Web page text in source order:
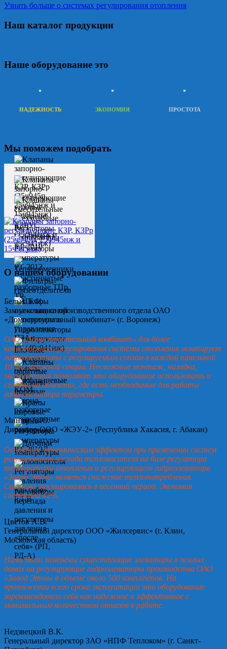
Узнать больше о системах регулирования отопления
Наш каталог продукции
Наше оборудование это
НАДЕЖНОСТЬ ЭКОНОМИЯ ПРОСТОТА
Мы поможем подобрать
О нашем оборудовании
Белых Т.Ф.
Замначальника производственного отдела ОАО
«Домостроительный комбинат» (г. Воронеж)
ОАО «Домостроительный комбинат» для более
качественного регулирования системы отопления монтирует
гидроэлеваторы с регулируемым соплом в каждой панельной
10-ти этажной секции. Несложные монтаж, наладка,
эксплуатация позволяют это оборудование использовать и
сегодня на объектах, где есть необходимые для работы
гидроэлеватора параметры.
Минин А.Ю.
Директор ООО «ЖЭУ-2» (Республика Хакасия, г. Абакан)
Основным экономическим эффектом при применении систем
регулирования расхода теплоносителя на базе регулятора
температуры отопления и регулирующего гидроэлеватора
«Завод Этон» является снижение теплопотребления.
Система тестировалась в весенний период. Экономия
составила 42%.
Цветов А.В.
Генеральный директор ООО «Жилсервис» (г. Клин,
Московская область)
Нами были заменены существующие элеваторы в жилых
домах на регулирующие гидроэлеваторы производства ОАО
«Завод Этон» в объеме около 500 комплектов. На
протяжении всего срока эксплуатации это оборудование
зарекомендовало себя как надежное и эффективное с
минимальным количеством отказов в работе.
Недзвецкий В.К.
Генеральный директор ЗАО «НПФ Теплоком» (г. Санкт-